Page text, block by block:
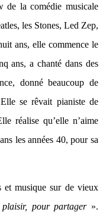
de la comédie musicale
les Stones, Led Zep,
ans, elle commence le
ans, a chanté dans des
donné beaucoup de
se rêvait pianiste de
réalise qu’elle n’aime
les années 40, pour sa
et musique sur de vieux
pour partager».